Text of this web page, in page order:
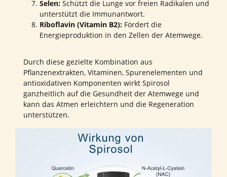
Selen: Schützt die Lunge vor freien Radikalen und
unterstützt die Immunantwort.
Riboflavin (Vitamin B2): Fördert die
Energieproduktion in den Zellen der Atemwege.
Durch diese gezielte Kombination aus
Pflanzenextrakten, Vitaminen, Spurenelementen und
antioxidativen Komponenten wirkt Spirosol
ganzheitlich auf die Gesundheit der Atemwege und
kann das Atmen erleichtern und die Regeneration
unterstützen.